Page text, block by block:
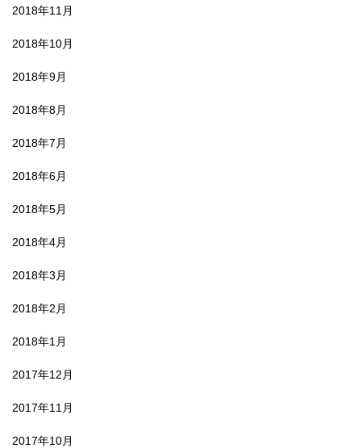
2018年11月
2018年10月
2018年9月
2018年8月
2018年7月
2018年6月
2018年5月
2018年4月
2018年3月
2018年2月
2018年1月
2017年12月
2017年11月
2017年10月